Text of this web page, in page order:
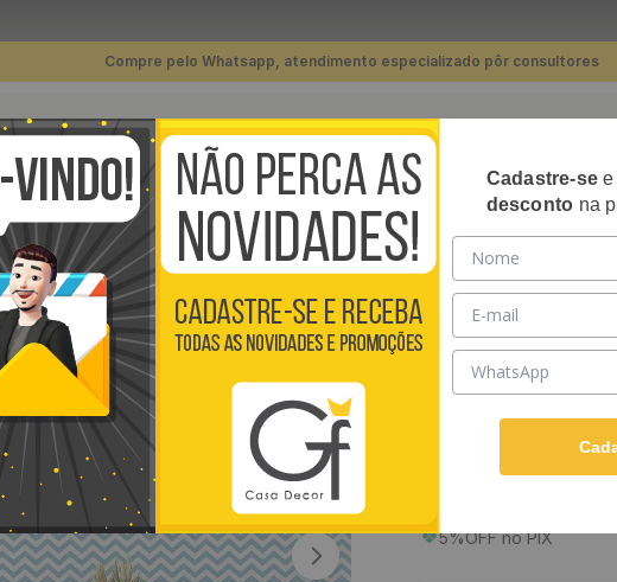
Compre pelo Whatsapp, atendimento especializado pôr consultores
PAINÉIS RIPADOS PLACAS 3D PAPÉIS DE PAREDE
Papel de Parede Adesivo Chevron Verde Água - Medidas: 48 x 300 cm
PAPEL DE
MEDIDAS: 48 X
Papel de Parede
Papel AutoColante e
Ver descrição completa
5%OFF no PIX
TERMOS MAIS BUSCADOS
1º piso
2º banheiro
3º
quarto
5º
º
papel parede
9º piso vinílico
Cadastre-see
desconto na